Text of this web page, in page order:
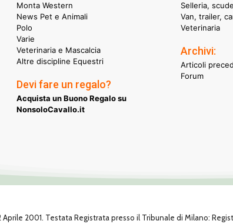
Monta Western
News Pet e Animali
Polo
Varie
Veterinaria e Mascalcia
Altre discipline Equestri
Devi fare un regalo?
Acquista un Buono Regalo su
NonsoloCavallo.it
Selleria,
Van, trailer,
Veterinaria
Archivi:
Articoli
Forum
Aprile 2001. Testata Registrata presso il Tribunale di Milano: